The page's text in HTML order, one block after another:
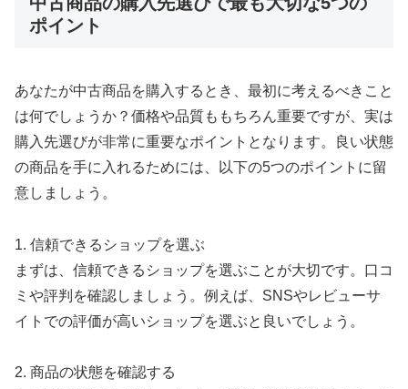
ポイント
あなたが中古商品を購入するとき、最初に考えるべきこと
は何でしょうか？価格や品質ももちろん重要ですが、実は
購入先選びが非常に重要なポイントとなります。良い状態
の商品を手に入れるためには、以下の5つのポイントに留
意しましょう。
1. 信頼できるショップを選ぶ
まずは、信頼できるショップを選ぶことが大切です。口コ
ミや評判を確認しましょう。例えば、SNSやレビューサ
イトでの評価が高いショップを選ぶと良いでしょう。
2. 商品の状態を確認する